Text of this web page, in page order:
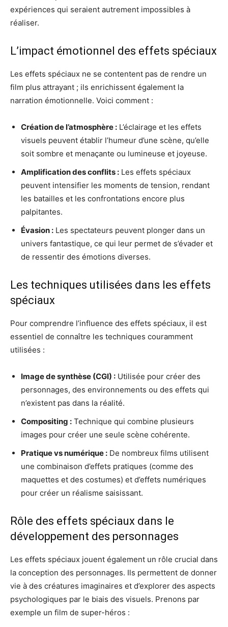
expériences qui seraient autrement impossibles à
réaliser.
L’impact émotionnel des effets spéciaux
Les effets spéciaux ne se contentent pas de rendre un
film plus attrayant ; ils enrichissent également la
narration émotionnelle. Voici comment :
Création de l’atmosphère : L’éclairage et les effets
visuels peuvent établir l’humeur d’une scène, qu’elle
soit sombre et menaçante ou lumineuse et joyeuse.
Amplification des conflits : Les effets spéciaux
peuvent intensifier les moments de tension, rendant
les batailles et les confrontations encore plus
palpitantes.
Évasion : Les spectateurs peuvent plonger dans un
univers fantastique, ce qui leur permet de s’évader et
de ressentir des émotions diverses.
Les techniques utilisées dans les effets
spéciaux
Pour comprendre l’influence des effets spéciaux, il est
essentiel de connaître les techniques couramment
utilisées :
Image de synthèse (CGI) : Utilisée pour créer des
personnages, des environnements ou des effets qui
n’existent pas dans la réalité.
Compositing : Technique qui combine plusieurs
images pour créer une seule scène cohérente.
Pratique vs numérique : De nombreux films utilisent
une combinaison d’effets pratiques (comme des
maquettes et des costumes) et d’effets numériques
pour créer un réalisme saisissant.
Rôle des effets spéciaux dans le
développement des personnages
Les effets spéciaux jouent également un rôle crucial dans
la conception des personnages. Ils permettent de donner
vie à des créatures imaginaires et d’explorer des aspects
psychologiques par le biais des visuels. Prenons par
exemple un film de super-héros :